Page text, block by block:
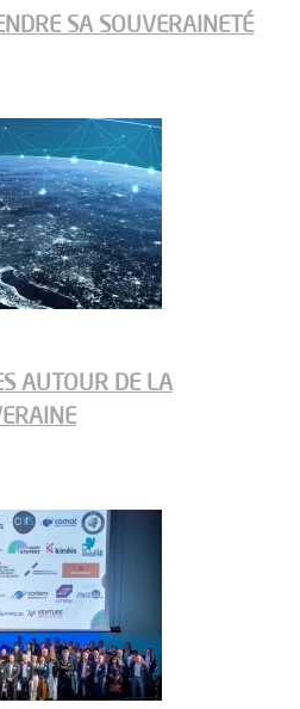
SA SOUVERAINETÉ
AUTOUR DE LA